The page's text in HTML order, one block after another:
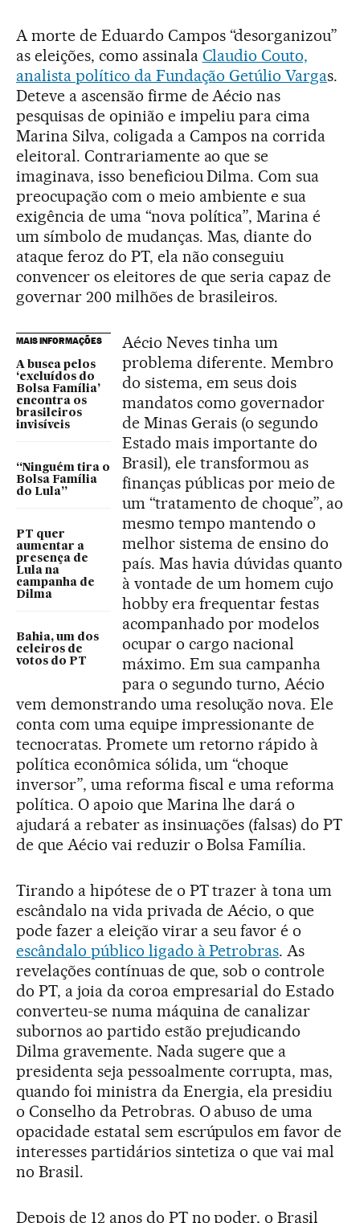
A morte de Eduardo Campos “desorganizou”
as eleições, como assinala Claudio Couto,
analista político da Fundação Getúlio Vargas.
Deteve a ascensão firme de Aécio nas
pesquisas de opinião e impeliu para cima
Marina Silva, coligada a Campos na corrida
eleitoral. Contrariamente ao que se
imaginava, isso beneficiou Dilma. Com sua
preocupação com o meio ambiente e sua
exigência de uma “nova política”, Marina é
um símbolo de mudanças. Mas, diante do
ataque feroz do PT, ela não conseguiu
convencer os eleitores de que seria capaz de
governar 200 milhões de brasileiros.
MAIS INFORMAÇÕES
A busca pelos
‘excluídos do
Bolsa Família’
encontra os
brasileiros
invisíveis
“Ninguém tira o
Bolsa Família
do Lula”
PT quer
aumentar a
presença de
Lula na
campanha de
Dilma
Bahia, um dos
celeiros de
votos do PT
Aécio Neves tinha um
problema diferente. Membro
do sistema, em seus dois
mandatos como governador
de Minas Gerais (o segundo
Estado mais importante do
Brasil), ele transformou as
finanças públicas por meio de
um “tratamento de choque”, ao
mesmo tempo mantendo o
melhor sistema de ensino do
país. Mas havia dúvidas quanto
à vontade de um homem cujo
hobby era frequentar festas
acompanhado por modelos
ocupar o cargo nacional
máximo. Em sua campanha
para o segundo turno, Aécio
vem demonstrando uma resolução nova. Ele
conta com uma equipe impressionante de
tecnocratas. Promete um retorno rápido à
política econômica sólida, um “choque
inversor”, uma reforma fiscal e uma reforma
política. O apoio que Marina lhe dará o
ajudará a rebater as insinuações (falsas) do PT
de que Aécio vai reduzir o Bolsa Família.
Tirando a hipótese de o PT trazer à tona um
escândalo na vida privada de Aécio, o que
pode fazer a eleição virar a seu favor é o
escândalo público ligado à Petrobras. As
revelações contínuas de que, sob o controle
do PT, a joia da coroa empresarial do Estado
converteu-se numa máquina de canalizar
subornos ao partido estão prejudicando
Dilma gravemente. Nada sugere que a
presidenta seja pessoalmente corrupta, mas,
quando foi ministra da Energia, ela presidiu
o Conselho da Petrobras. O abuso de uma
opacidade estatal sem escrúpulos em favor de
interesses partidários sintetiza o que vai mal
no Brasil.
Depois de 12 anos do PT no poder, o Brasil